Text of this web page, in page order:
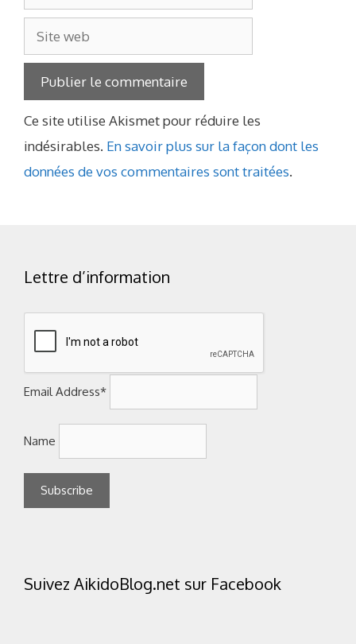
mail
Site
web
Ce site utilise Akismet pour réduire les
indésirables. En savoir plus sur la façon dont les
données de vos commentaires sont traitées.
Lettre d’information
Email Address*
Name
Suivez AikidoBlog.net sur Facebook